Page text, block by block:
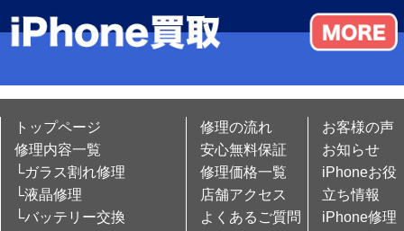
トップページ
修理内容一覧
└ガラス割れ修理
└液晶修理
└バッテリー交換
修理の流れ
安心無料保証
修理価格一覧
店舗アクセス
よくあるご質問
お客様の声
お知らせ
iPhoneお役
立ち情報
iPhone修理